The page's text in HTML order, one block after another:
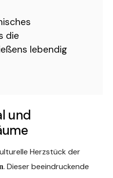
die
lebendig
und
Herzstück der
. Dieser beeindruckende